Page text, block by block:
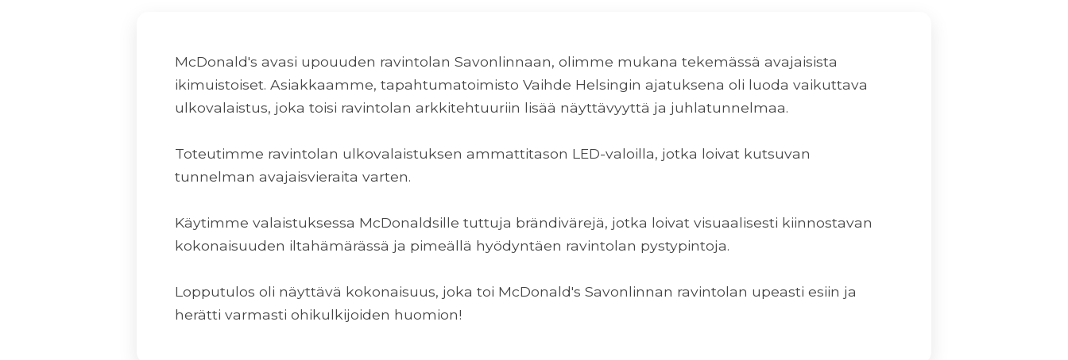
McDonald's avasi upouuden ravintolan Savonlinnaan, olimme mukana tekemässä avajaisista
ikimuistoiset. Asiakkaamme, tapahtumatoimisto Vaihde Helsingin ajatuksena oli luoda vaikuttava
ulkovalaistus, joka toisi ravintolan arkkitehtuuriin lisää näyttävyyttä ja juhlatunnelmaa.
Toteutimme ravintolan ulkovalaistuksen ammattitason LED-valoilla, jotka loivat kutsuvan
tunnelman avajaisvieraita varten.
Käytimme valaistuksessa McDonaldsille tuttuja brändivärejä, jotka loivat visuaalisesti kiinnostavan
kokonaisuuden iltahämärässä ja pimeällä hyödyntäen ravintolan pystypintoja.
Lopputulos oli näyttävä kokonaisuus, joka toi McDonald's Savonlinnan ravintolan upeasti esiin ja
herätti varmasti ohikulkijoiden huomion!